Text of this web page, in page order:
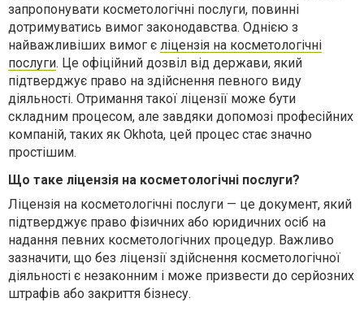
запропонувати косметологічні послуги, повинні
дотримуватись вимог законодавства. Однією з
найважливіших вимог є ліцензія на косметологічні
послуги. Це офіційний дозвіл від держави, який
підтверджує право на здійснення певного виду
діяльності. Отримання такої ліцензії може бути
складним процесом, але завдяки допомозі професійних
компаній, таких як Okhota, цей процес стає значно
простішим.
Що таке ліцензія на косметологічні послуги?
Ліцензія на косметологічні послуги — це документ, який
підтверджує право фізичних або юридичних осіб на
надання певних косметологічних процедур. Важливо
зазначити, що без ліцензії здійснення косметологічної
діяльності є незаконним і може призвести до серйозних
штрафів або закриття бізнесу.